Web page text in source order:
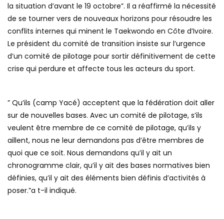
la situation d’avant le 19 octobre”. Il a réaffirmé la nécessité
de se tourner vers de nouveaux horizons pour résoudre les
conflits internes qui minent le Taekwondo en Côte d’Ivoire.
Le président du comité de transition insiste sur l’urgence
d’un comité de pilotage pour sortir définitivement de cette
crise qui perdure et affecte tous les acteurs du sport.
” Qu’ils (camp Yacé) acceptent que la fédération doit aller
sur de nouvelles bases. Avec un comité de pilotage, s’ils
veulent être membre de ce comité de pilotage, qu’ils y
aillent, nous ne leur demandons pas d’être membres de
quoi que ce soit. Nous demandons qu’il y ait un
chronogramme clair, qu’il y ait des bases normatives bien
définies, qu’il y ait des éléments bien définis d’activités à
poser.”a t-il indiqué.